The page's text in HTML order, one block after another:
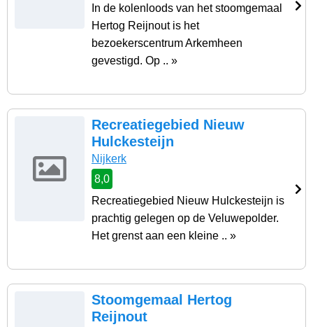
In de kolenloods van het stoomgemaal
Hertog Reijnout is het
bezoekerscentrum Arkemheen
gevestigd. Op .. »
Recreatiegebied Nieuw
Hulckesteijn
Nijkerk
8,0
Recreatiegebied Nieuw Hulckesteijn is
prachtig gelegen op de Veluwepolder.
Het grenst aan een kleine .. »
Stoomgemaal Hertog
Reijnout